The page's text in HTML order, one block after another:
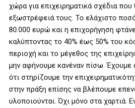
χώρα για επιχειρηματικά σχέδια που
εξωστρέφειά τους. Το ελάχιστο
80.000 ευρώ και η επιχορήγηση
καλύπτοντας το 40% έως 50% του
περιοχή και το μέγεθος της
μην αφήνουμε κανέναν πίσω. Έχουμε
ότι στηρίζουμε την
στην πράξη επίσης να βλέπουμε
υλοποιούνται. Όχι μόνο στα χαρτιά.